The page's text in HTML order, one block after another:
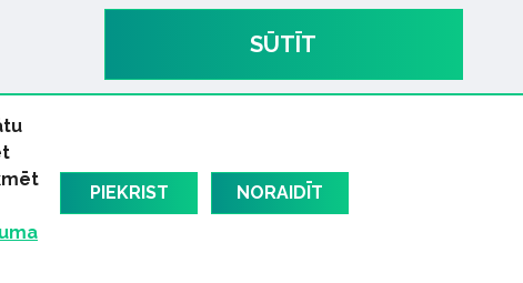
SŪTĪT
PIEKRIST NORAIDĪT